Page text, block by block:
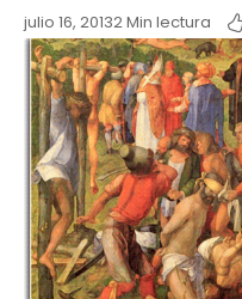
julio 16, 20132 Min lectura